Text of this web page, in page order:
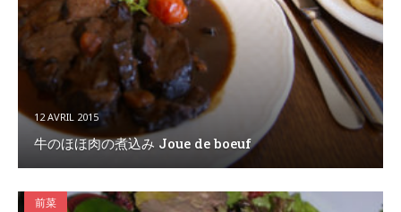
12 AVRIL 2015
牛のほほ肉の煮込み Joue de boeuf
前菜